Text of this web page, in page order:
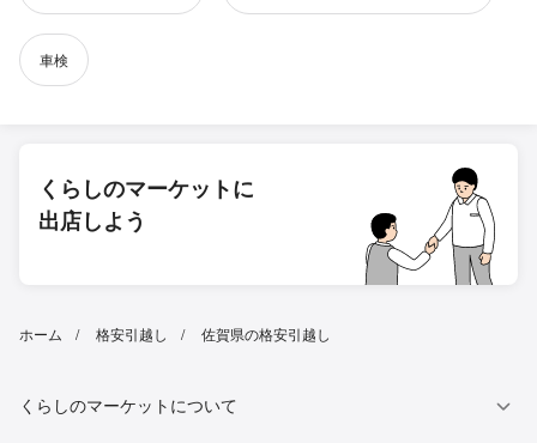
車検
くらしのマーケットに
出店しよう
ホーム 格安引越し 佐賀県の格安引越し
くらしのマーケットについて